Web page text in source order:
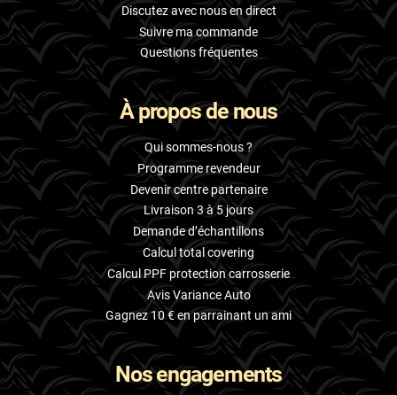
Discutez avec nous en direct
Suivre ma commande
Questions fréquentes
À propos de nous
Qui sommes-nous ?
Programme revendeur
Devenir centre partenaire
Livraison 3 à 5 jours
Demande d’échantillons
Calcul total covering
Calcul PPF protection carrosserie
Avis Variance Auto
Gagnez 10 € en parrainant un ami
Nos engagements